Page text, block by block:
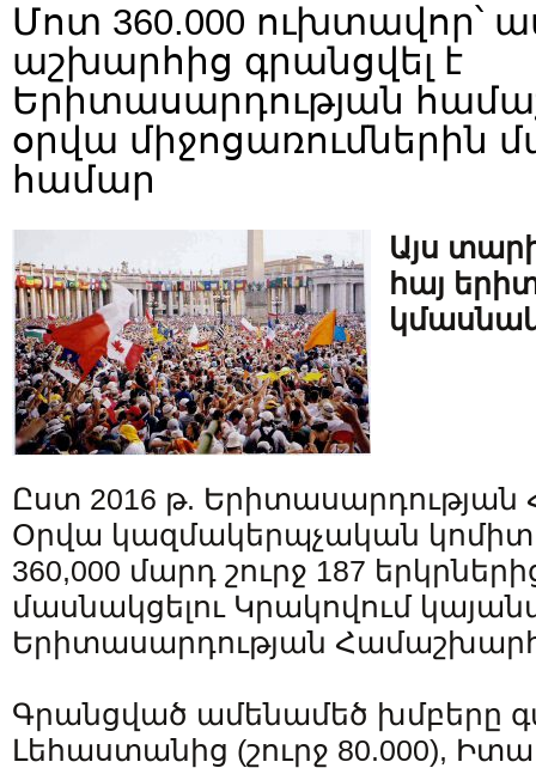
Մոտ 360.000 ուխտավոր՝
աշխարհից գրանցվել է
Երիտասարդության
օրվա միջոցառումներին
համար
Այս
հայ
Ըստ 2016 թ.
Օրվա կազմակերպչական
360,000 մարդ շուրջ 187
մասնակցելու Կրակովում
Երիտասարդության
Գրանցված ամենամեծ խմբերը
Լեհաստանից (շուրջ 80.000),